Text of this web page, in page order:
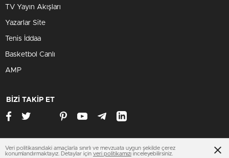
TV Yayın Akışları
Yazarlar Site
Tenis İddaa
Basketbol Canlı
AMP
BİZİ TAKİP ET
diyarbakirhaberleri.net
Veri politikasındaki amaçlarla sınırlı ve mevzuata uygun şekilde çerez
konumlandırmaktayız. Detaylar için veri politikamızı inceleyebilirsiniz.